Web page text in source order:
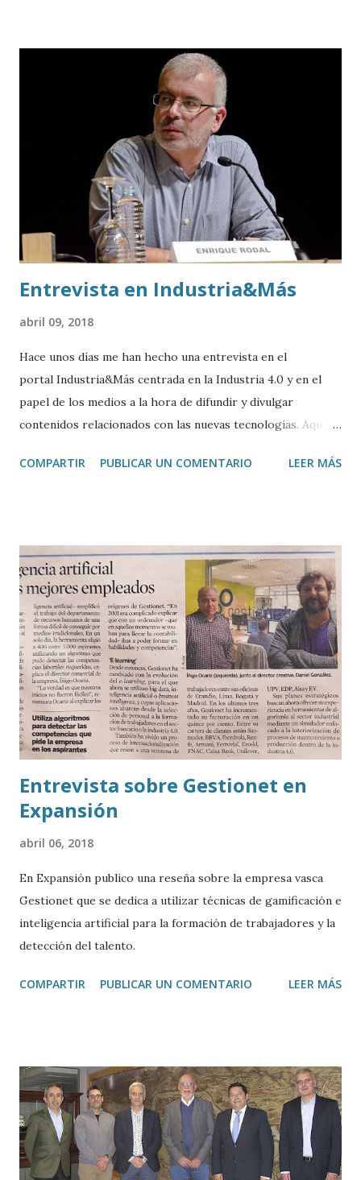
Entrevista en Industria&Más
abril 09, 2018
Hace unos días me han hecho una entrevista en el
portal Industria&Más centrada en la Industria 4.0 y en el
papel de los medios a la hora de difundir y divulgar
contenidos relacionados con las nuevas tecnologías. Aquí os
asesor de información experto en Industria 4.0
COMPARTIR PUBLICAR UN COMENTARIO LEER MÁS
Entrevista sobre Gestionet en
Expansión
abril 06, 2018
En Expansión publico una reseña sobre la empresa vasca
Gestionet que se dedica a utilizar técnicas de gamificación e
inteligencia artificial para la formación de trabajadores y la
detección del talento.
COMPARTIR PUBLICAR UN COMENTARIO LEER MÁS